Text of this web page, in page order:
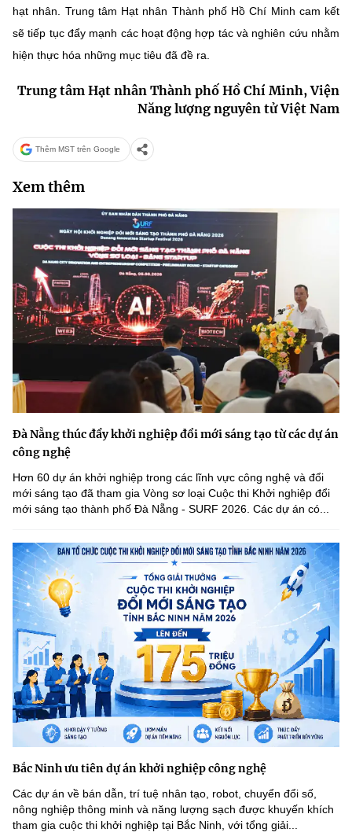
hạt nhân. Trung tâm Hạt nhân Thành phố Hồ Chí Minh cam kết
sẽ tiếp tục đẩy mạnh các hoạt động hợp tác và nghiên cứu nhằm
hiện thực hóa những mục tiêu đã đề ra.
Trung tâm Hạt nhân Thành phố Hồ Chí Minh, Viện
Năng lượng nguyên tử Việt Nam
Thêm MST trên Google
Xem thêm
Đà Nẵng thúc đẩy khởi nghiệp đổi mới sáng tạo từ các dự án
công nghệ
Hơn 60 dự án khởi nghiệp trong các lĩnh vực công nghệ và đổi
mới sáng tạo đã tham gia Vòng sơ loại Cuộc thi Khởi nghiệp đổi
mới sáng tạo thành phố Đà Nẵng - SURF 2026. Các dự án có...
Bắc Ninh ưu tiên dự án khởi nghiệp công nghệ
Các dự án về bán dẫn, trí tuệ nhân tạo, robot, chuyển đổi số,
nông nghiệp thông minh và năng lượng sạch được khuyến khích
tham gia cuộc thi khởi nghiệp tại Bắc Ninh, với tổng giải...